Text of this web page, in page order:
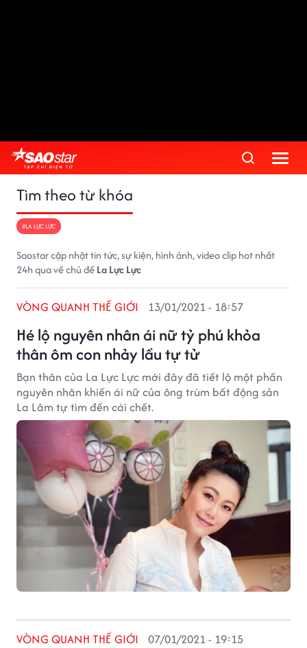
Tìm theo từ khóa
#LA LỰC LỰC
Saostar cập nhật tin tức, sự kiện, hình ảnh, video clip hot nhất
24h qua về chủ đềLa Lực Lực
Hé lộ nguyên nhân ái nữ tỷ phú khỏa
thân ôm con nhảy lầu tự tử
VÒNG QUANH THẾ GIỚI 13/01/2021 - 18:57
Bạn thân của La Lực Lực mới đây đã tiết lộ một phần
nguyên nhân khiến ái nữ của ông trùm bất động sản
La Lâm tự tìm đến cái chết.
VÒNG QUANH THẾ GIỚI 07/01/2021 - 19:15